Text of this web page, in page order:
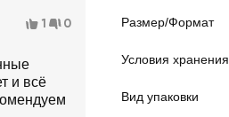
Размер/Формат
Условия хранения
Вид упаковки
1 0
и всё